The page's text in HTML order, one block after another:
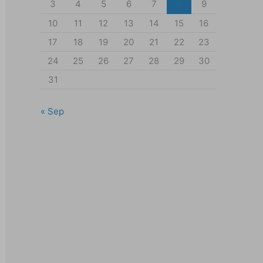
3 4 5 6 7
9
10
11 12 13 14 15
16
17
18 19 20 21 22
23
24
25 26 27 28 29
30
31
« Sep